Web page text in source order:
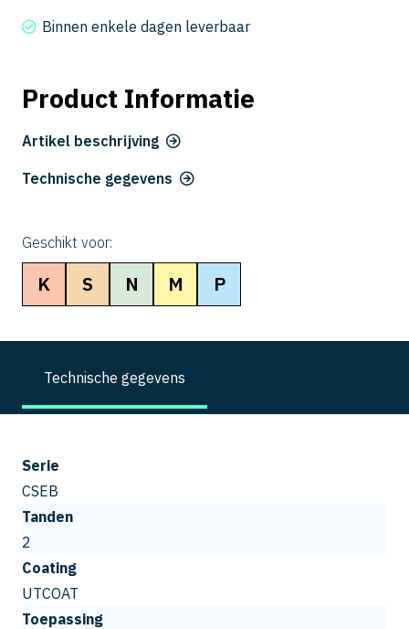
Binnen enkele dagen leverbaar
Product Informatie
Artikel beschrijving
Technische gegevens
Geschikt voor:
K S N M P
Technische gegevens
Serie
CSEB
Tanden
2
Coating
UTCOAT
Toepassing